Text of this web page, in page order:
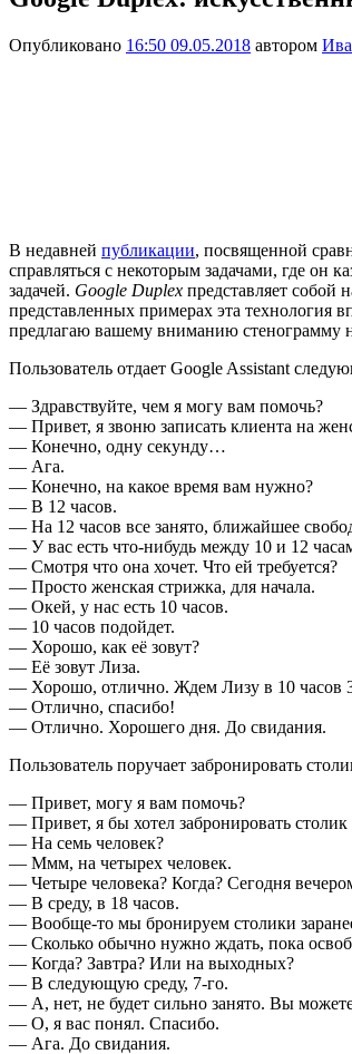
Опубликовано 16:50 09.05.2018 автором
В недавней публикации, посвященной
справляться с некоторым задачами, где он
задачей. Google Duplex представляет собой
представленных примерах эта технология
предлагаю вашему вниманию стенограмму
Пользователь отдает Google Assistant
— Здравствуйте, чем я могу вам помочь?
— Привет, я звоню записать клиента на
— Конечно, одну секунду…
— Ага.
— Конечно, на какое время вам нужно?
— В 12 часов.
— На 12 часов все занято, ближайшее
— У вас есть что-нибудь между 10 и 12
— Смотря что она хочет. Что ей требуется?
— Просто женская стрижка, для начала.
— Окей, у нас есть 10 часов.
— 10 часов подойдет.
— Хорошо, как её зовут?
— Её зовут Лиза.
— Хорошо, отлично. Ждем Лизу в 10 часов
— Отлично, спасибо!
— Отлично. Хорошего дня. До свидания.
Пользователь поручает забронировать
— Привет, могу я вам помочь?
— Привет, я бы хотел забронировать столик
— На семь человек?
— Ммм, на четырех человек.
— Четыре человека? Когда? Сегодня
— В среду, в 18 часов.
— Вообще-то мы бронируем столики
— Сколько обычно нужно ждать, пока
— Когда? Завтра? Или на выходных?
— В следующую среду, 7-го.
— А, нет, не будет сильно занято. Вы
— О, я вас понял. Спасибо.
— Ага. До свидания.